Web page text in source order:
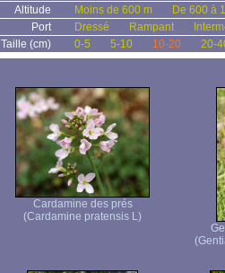
Altitude
Moins de 600 m
De 600 à
Port
Dressé Rampant
Taille (cm)
0-5 5-10 10-20 20-
Cardamine des prés
(Cardamine pratensis L)